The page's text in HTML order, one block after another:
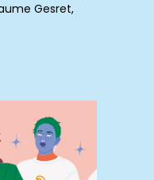
Gesret,